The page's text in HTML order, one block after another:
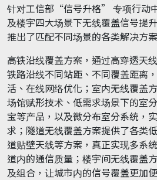
针对工信部“信号升格” 专项行动
及楼宇四大场景下无线覆盖信号提
推出了匹配不同场景的各类解决方
高铁沿线覆盖方案，通过高穿透天
铁路沿线不同站距、不同覆盖距离
活、在线网络优化；室内无线覆盖
场馆赋形技术、低需求场景下的室
宝等产品，以及微分布室分系统，
求；隧道无线覆盖方案提供了各类
道贴壁天线等方案，真正实现多系
道内的通信质量；楼宇间无线覆盖
及组合，让城市内的信号覆盖更加